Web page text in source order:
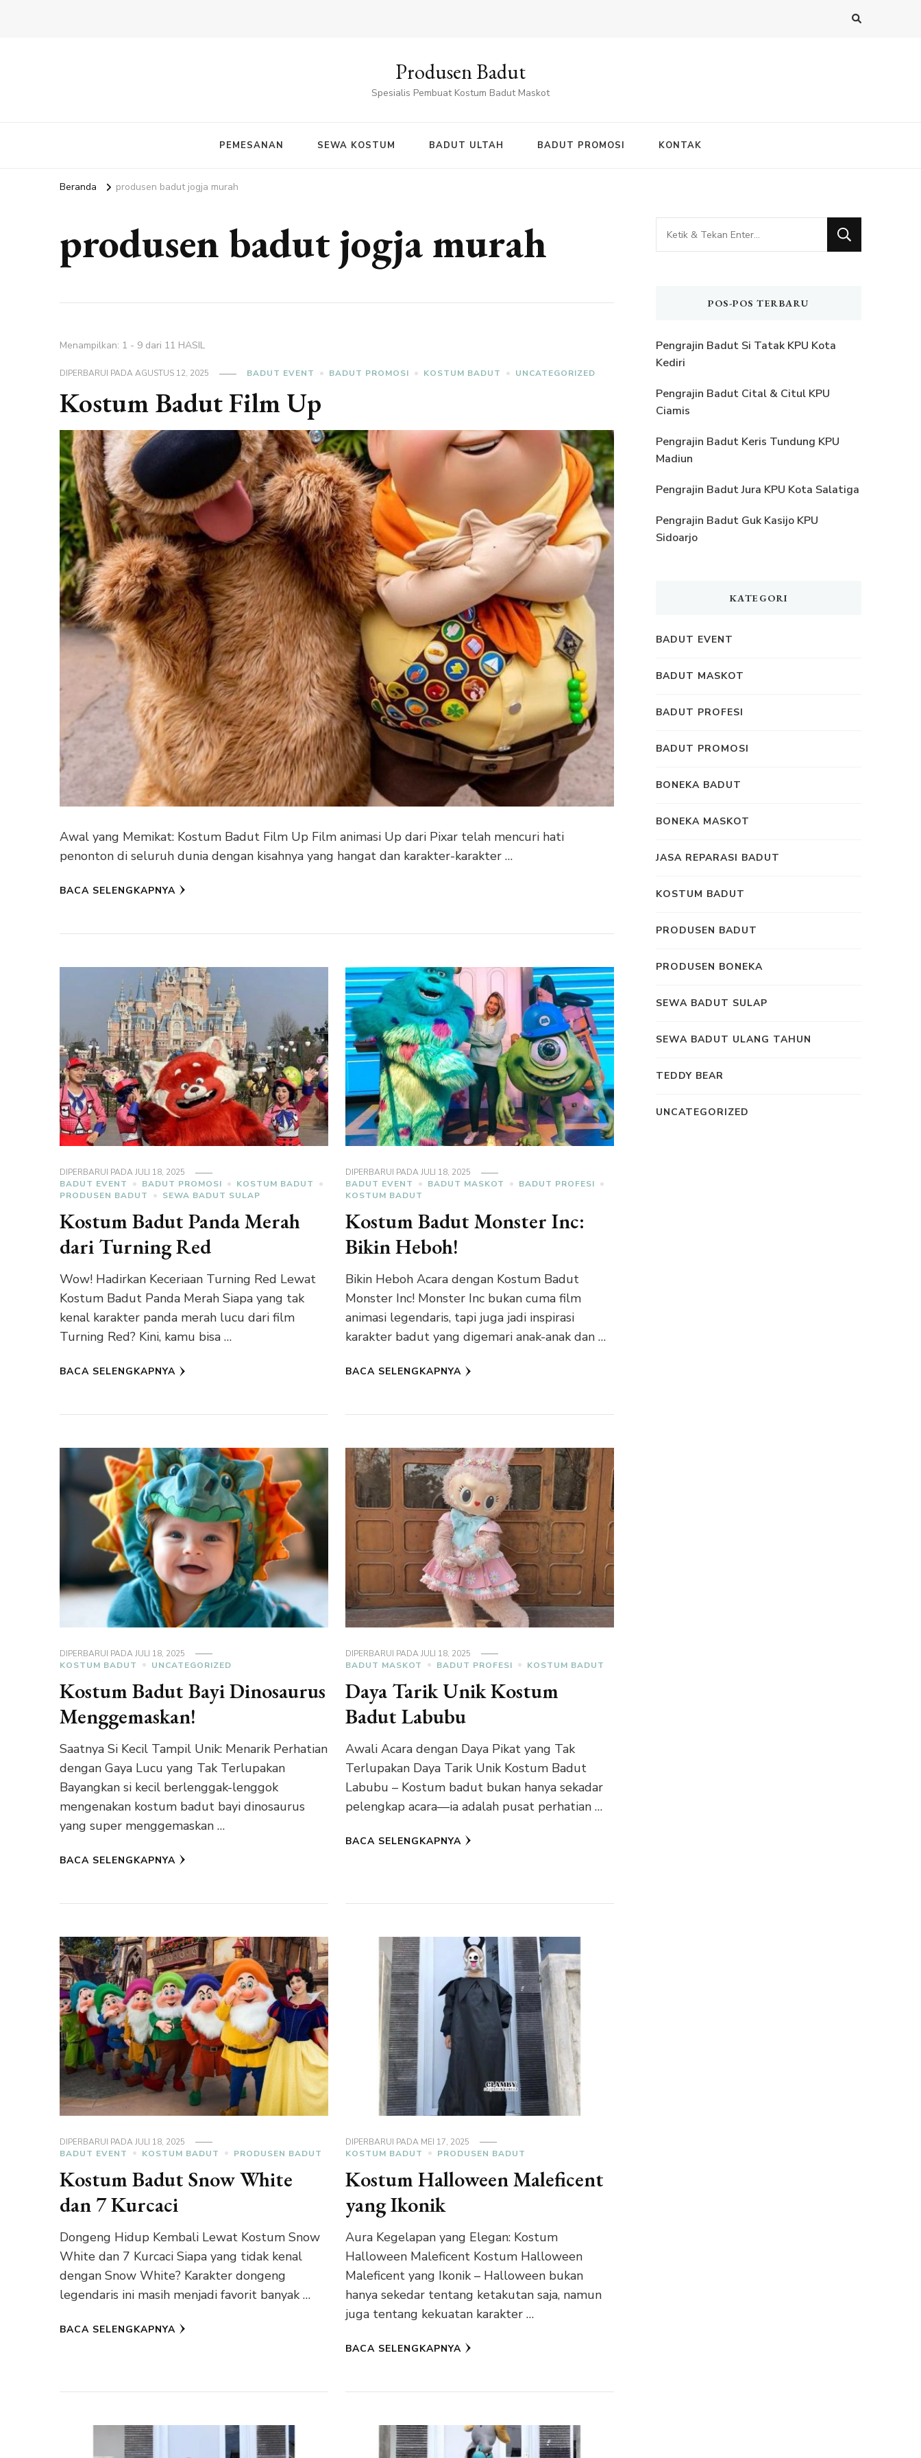
Produsen Badut
Spesialis Pembuat Kostum Badut Maskot
PEMESANAN SEWA KOSTUM BADUT ULTAH BADUT PROMOSI KONTAK
Beranda produsen badut jogja murah
produsen badut jogja murah
Menampilkan: 1 - 9 dari 11 HASIL
DIPERBARUI PADAAGUSTUS 12, 2025 BADUT EVENT BADUT PROMOSI KOSTUM BADUT UNCATEGORIZED
Kostum Badut Film Up
Awal yang Memikat: Kostum Badut Film Up Film animasi Up dari Pixar telah mencuri hati
penonton di seluruh dunia dengan kisahnya yang hangat dan karakter-karakter …
BACA SELENGKAPNYA
DIPERBARUI PADAJULI 18, 2025
BADUT EVENT
BADUT PROMOSI
KOSTUM BADUT
PRODUSEN BADUT
SEWA BADUT SULAP
Kostum Badut Panda Merah
dari Turning Red
Wow! Hadirkan Keceriaan Turning Red Lewat
Kostum Badut Panda Merah Siapa yang tak
kenal karakter panda merah lucu dari film
Turning Red? Kini, kamu bisa …
BACA SELENGKAPNYA
DIPERBARUI PADAJULI 18, 2025
BADUT EVENT
BADUT MASKOT
BADUT PROFESI
KOSTUM BADUT
Kostum Badut Monster Inc:
Bikin Heboh!
Bikin Heboh Acara dengan Kostum Badut
Monster Inc! Monster Inc bukan cuma film
animasi legendaris, tapi juga jadi inspirasi
karakter badut yang digemari anak-anak dan …
BACA SELENGKAPNYA
DIPERBARUI PADAJULI 18, 2025
KOSTUM BADUT
UNCATEGORIZED
Kostum Badut Bayi Dinosaurus
Menggemaskan!
Saatnya Si Kecil Tampil Unik: Menarik Perhatian
dengan Gaya Lucu yang Tak Terlupakan
Bayangkan si kecil berlenggak-lenggok
mengenakan kostum badut bayi dinosaurus
yang super menggemaskan …
BACA SELENGKAPNYA
DIPERBARUI PADAJULI 18, 2025
BADUT MASKOT
BADUT PROFESI KOSTUM BADUT
Daya Tarik Unik Kostum
Badut Labubu
Awali Acara dengan Daya Pikat yang Tak
Terlupakan Daya Tarik Unik Kostum Badut
Labubu – Kostum badut bukan hanya sekadar
pelengkap acara—ia adalah pusat perhatian …
BACA SELENGKAPNYA
DIPERBARUI PADAJULI 18, 2025
BADUT EVENT
KOSTUM BADUT PRODUSEN BADUT
Kostum Badut Snow White
dan 7 Kurcaci
Dongeng Hidup Kembali Lewat Kostum Snow
White dan 7 Kurcaci Siapa yang tidak kenal
dengan Snow White? Karakter dongeng
legendaris ini masih menjadi favorit banyak …
BACA SELENGKAPNYA
DIPERBARUI PADA MEI 17, 2025
KOSTUM BADUT
PRODUSEN BADUT
Kostum Halloween Maleficent
yang Ikonik
Aura Kegelapan yang Elegan: Kostum
Halloween Maleficent Kostum Halloween
Maleficent yang Ikonik – Halloween bukan
hanya sekedar tentang ketakutan saja, namun
juga tentang kekuatan karakter …
BACA SELENGKAPNYA
Mencari
Sesuatu?
POS-POS TERBARU
Pengrajin Badut Si Tatak KPU Kota
Kediri
Pengrajin Badut Cital & Citul KPU
Ciamis
Pengrajin Badut Keris Tundung KPU
Madiun
Pengrajin Badut Jura KPU Kota Salatiga
Pengrajin Badut Guk Kasijo KPU
Sidoarjo
KATEGORI
BADUT EVENT
BADUT MASKOT
BADUT PROFESI
BADUT PROMOSI
BONEKA BADUT
BONEKA MASKOT
JASA REPARASI BADUT
KOSTUM BADUT
PRODUSEN BADUT
PRODUSEN BONEKA
SEWA BADUT SULAP
SEWA BADUT ULANG TAHUN
TEDDY BEAR
UNCATEGORIZED